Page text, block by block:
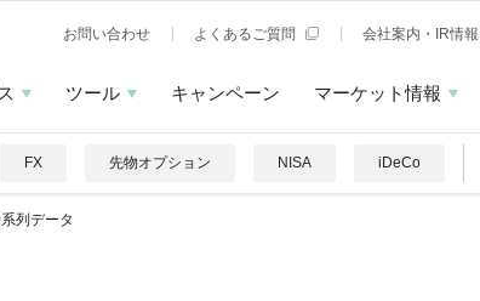
お問い合わせ よくあるご質問 会社案内・IR情報
ツール キャンペーン マーケット情報
FX 先物オプション NISA iDeCo
列データ